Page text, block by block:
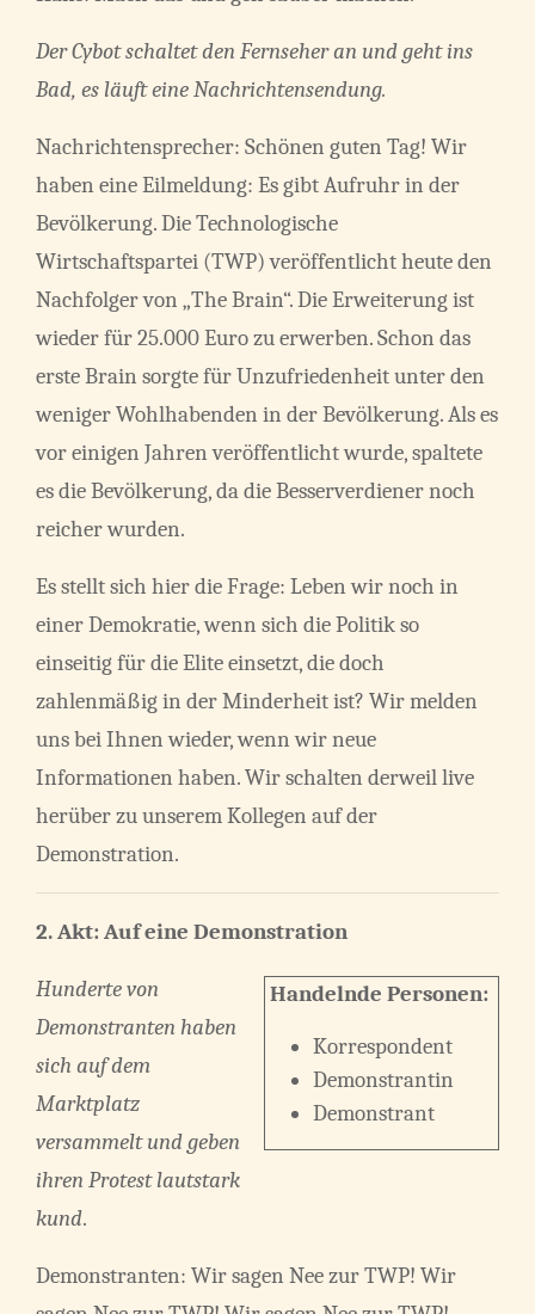
Der Cybot schaltet den Fernseher an und geht ins
Bad, es läuft eine Nachrichtensendung.
Nachrichtensprecher: Schönen guten Tag! Wir
haben eine Eilmeldung: Es gibt Aufruhr in der
Bevölkerung. Die Technologische
Wirtschaftspartei (TWP) veröffentlicht heute den
Nachfolger von „The Brain“. Die Erweiterung ist
wieder für 25.000 Euro zu erwerben. Schon das
erste Brain sorgte für Unzufriedenheit unter den
weniger Wohlhabenden in der Bevölkerung. Als es
vor einigen Jahren veröffentlicht wurde, spaltete
es die Bevölkerung, da die Besserverdiener noch
reicher wurden.
Es stellt sich hier die Frage: Leben wir noch in
einer Demokratie, wenn sich die Politik so
einseitig für die Elite einsetzt, die doch
zahlenmäßig in der Minderheit ist? Wir melden
uns bei Ihnen wieder, wenn wir neue
Informationen haben. Wir schalten derweil live
herüber zu unserem Kollegen auf der
Demonstration.
2. Akt: Auf eine Demonstration
Handelnde Personen:
Korrespondent
Demonstrantin
Demonstrant
Hunderte von
Demonstranten haben
sich auf dem
Marktplatz
versammelt und geben
ihren Protest lautstark
kund.
Demonstranten: Wir sagen Nee zur TWP! Wir